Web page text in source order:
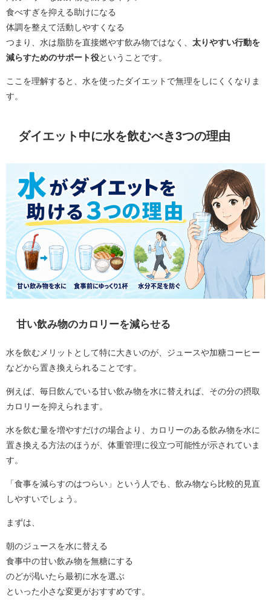
食べすぎを抑える助けになる
体調を整えて活動しやすくなる
つまり、水は脂肪を直接燃やす飲み物ではなく、 太りやすい行動を
減らすためのサポート役ということです。
ここを理解すると、水を使ったダイエットで無理をしにくくなりま
す。
ダイエット中に水を飲むべき3つの理由
甘い飲み物のカロリーを減らせる
水を飲むメリットとして特に大きいのが、ジュースや加糖コーヒー
などから置き換えられることです。
例えば、毎日飲んでいる甘い飲み物を水に替えれば、その分の摂取
カロリーを抑えられます。
水を飲む量を増やすだけの場合より、カロリーのある飲み物を水に
置き換える方法のほうが、体重管理に役立つ可能性が示されていま
す。
「食事を減らすのはつらい」という人でも、飲み物なら比較的見直
しやすいでしょう。
まずは、
朝のジュースを水に替える
食事中の甘い飲み物を無糖にする
のどが渇いたら最初に水を選ぶ
といった小さな変更がおすすめです。